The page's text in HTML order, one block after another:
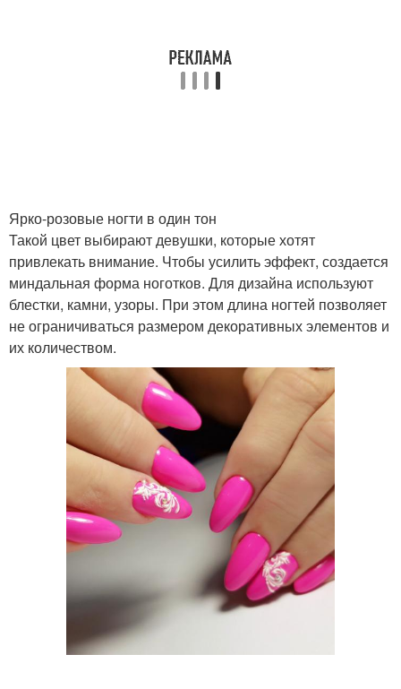
Ярко-розовые ногти в один тон
Такой цвет выбирают девушки, которые хотят
привлекать внимание. Чтобы усилить эффект, создается
миндальная форма ноготков. Для дизайна используют
блестки, камни, узоры. При этом длина ногтей позволяет
не ограничиваться размером декоративных элементов и
их количеством.